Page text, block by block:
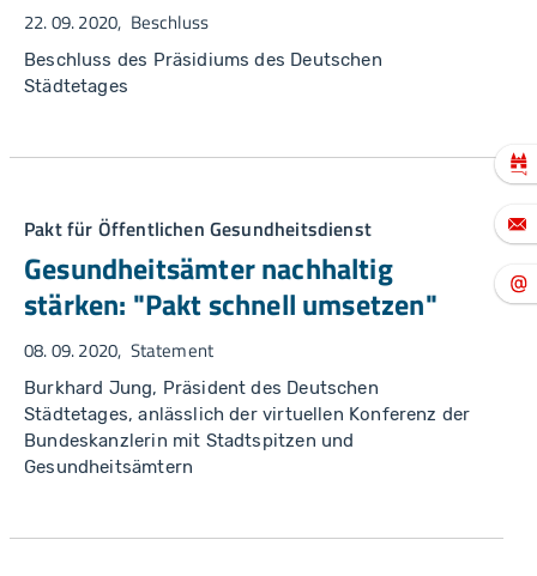
22. 09. 2020 Beschluss
Beschluss des Präsidiums des Deutschen
Städtetages
Pakt für Öffentlichen Gesundheitsdienst
Gesundheitsämter nachhaltig
stärken: "Pakt schnell umsetzen"
08. 09. 2020 Statement
Burkhard Jung, Präsident des Deutschen
Städtetages, anlässlich der virtuellen Konferenz der
Bundeskanzlerin mit Stadtspitzen und
Gesundheitsämtern